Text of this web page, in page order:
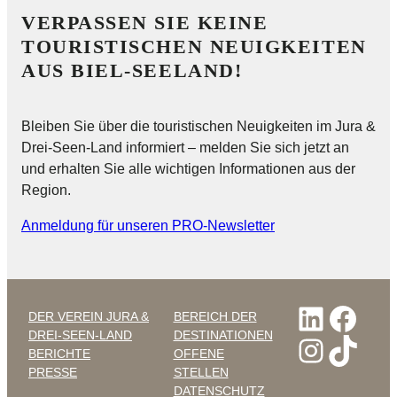
VERPASSEN SIE KEINE
TOURISTISCHEN NEUIGKEITEN
AUS BIEL-SEELAND!
Bleiben Sie über die touristischen Neuigkeiten im Jura &
Drei-Seen-Land informiert – melden Sie sich jetzt an
und erhalten Sie alle wichtigen Informationen aus der
Region.
Anmeldung für unseren PRO-Newsletter
DER VEREIN JURA &
DREI-SEEN-LAND
BERICHTE
PRESSE
BEREICH DER
DESTINATIONEN
OFFENE
STELLEN
DATENSCHUTZ